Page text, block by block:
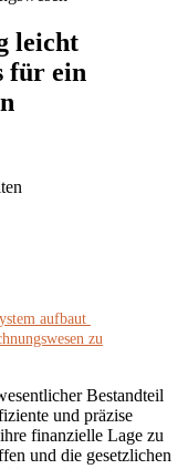
leicht
für ein
aufbaut
zu
Bestandteil
und präzise
finanzielle Lage zu
und die gesetzlichen